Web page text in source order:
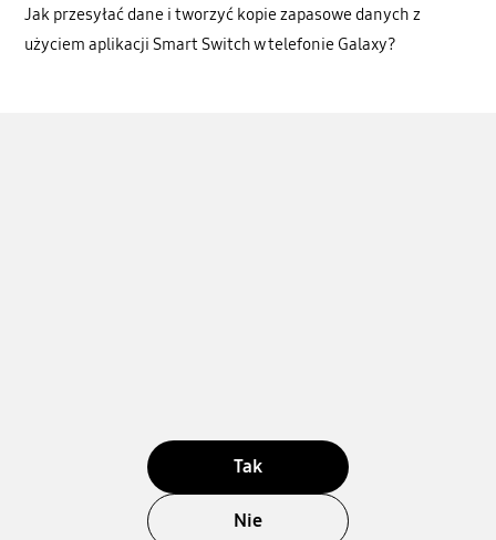
Jak przesyłać dane i tworzyć kopie zapasowe danych z
użyciem aplikacji Smart Switch w telefonie Galaxy?
Tak
Nie